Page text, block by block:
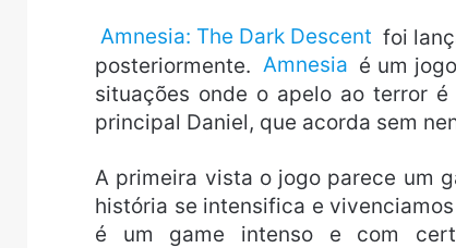
Amnesia: The Dark Descent foi
posteriormente. Amnesia é um
situações onde o apelo ao terror
principal Daniel, que acorda sem
A primeira vista o jogo parece um
história se intensifica e
é um game intenso e com